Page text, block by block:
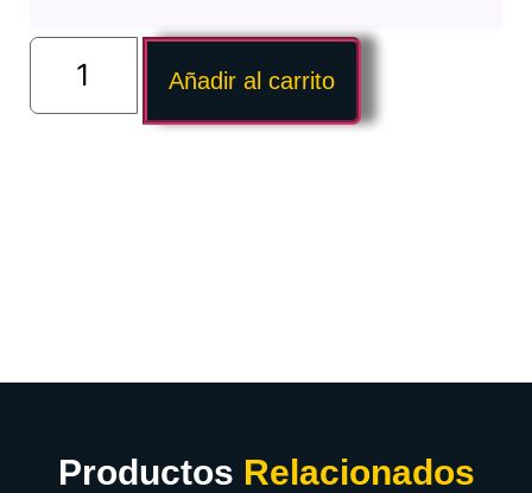
Añadir al carrito
Productos Relacionados